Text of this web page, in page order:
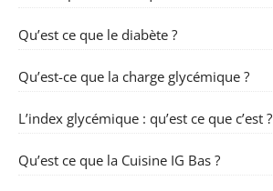
Qu’est ce que le diabète ?
Qu’est-ce que la charge glycémique ?
L’index glycémique : qu’est ce que c’est ?
Qu’est ce que la Cuisine IG Bas ?